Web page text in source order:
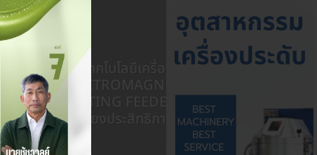
VIBRATING FEEDER ระบบ
ลำเลียงประสิทธิภาพสูง